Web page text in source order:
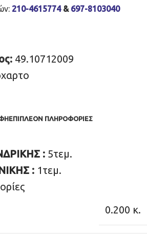
210-4615774& 697-8103040
49.10712009
ΕΠΙΠΛΈΟΝ ΠΛΗΡΟΦΟΡΊΕΣ
: 5τεμ.
: 1τεμ.
0.200 κ.